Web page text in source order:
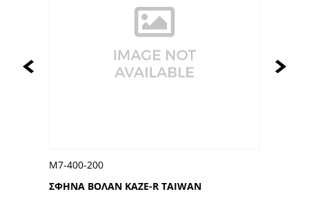
ΣΦΗΝΑ ΒΟΛΑΝ KAZE-R TAIWAN
Μ7-400-200